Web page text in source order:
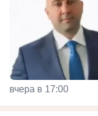
вчера в 17:00